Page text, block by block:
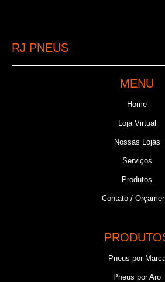
RJ PNEUS
MENU
Home
Loja Virtual
Nossas Lojas
Serviços
Produtos
Contato /
Pneus por
Pneus por Aro